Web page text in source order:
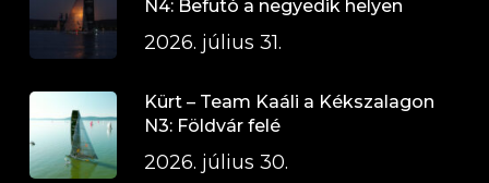
N4: Befutó a negyedik helyen
2026. július 31.
Kürt – Team Kaáli a Kékszalagon
N3: Földvár felé
2026. július 30.